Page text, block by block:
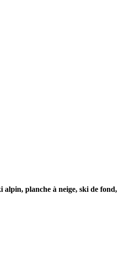
alpin, planche à neige, ski de fond,